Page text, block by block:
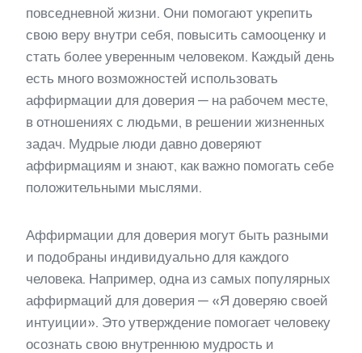
повседневной жизни. Они помогают укрепить
свою веру внутри себя, повысить самооценку и
стать более уверенным человеком. Каждый день
есть много возможностей использовать
аффирмации для доверия — на рабочем месте,
в отношениях с людьми, в решении жизненных
задач. Мудрые люди давно доверяют
аффирмациям и знают, как важно помогать себе
положительными мыслями.
Аффирмации для доверия могут быть разными
и подобраны индивидуально для каждого
человека. Например, одна из самых популярных
аффирмаций для доверия — «Я доверяю своей
интуиции». Это утверждение помогает человеку
осознать свою внутреннюю мудрость и